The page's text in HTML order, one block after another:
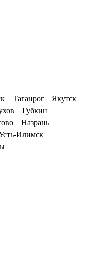
Таганрог
Якутск
Губкин
Назрань
Илимск